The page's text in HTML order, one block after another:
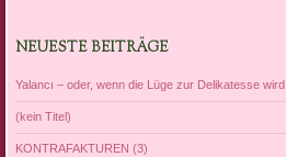
NEUESTE BEITRÄGE
Yalancı – oder, wenn die Lüge zur Delikatesse wird
(kein Titel)
KONTRAFAKTUREN (3)